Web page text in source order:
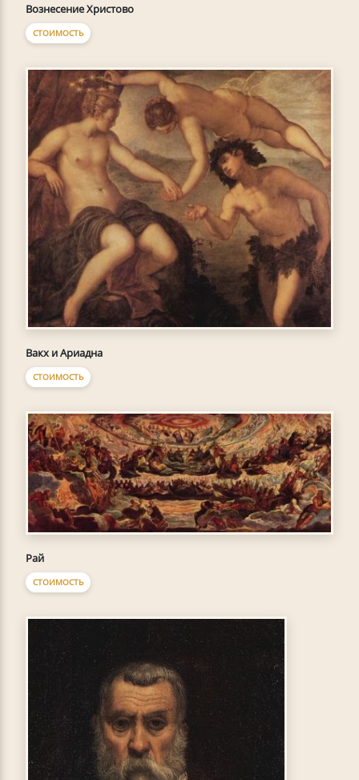
Вознесение Христово
СТОИМОСТЬ
Вакх и Ариадна
СТОИМОСТЬ
Рай
СТОИМОСТЬ